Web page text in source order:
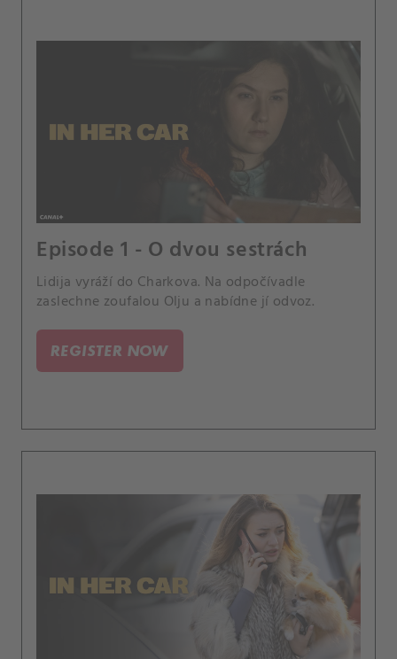
Episode 1 - O dvou sestrách
Lidija vyráží do Charkova. Na odpočívadle
zaslechne zoufalou Olju a nabídne jí odvoz.
REGISTER NOW